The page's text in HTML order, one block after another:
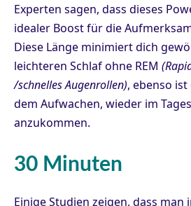
Experten sagen, dass dieses
idealer Boost für die
Diese Länge minimiert dich
leichteren Schlaf ohne REM (
/schnelles Augenrollen), ebenso
dem Aufwachen, wieder im
anzukommen.
30 Minuten
Einige Studien zeigen, dass man